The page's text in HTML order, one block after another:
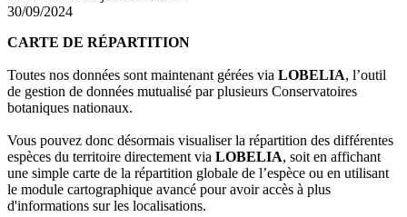
30/09/2024
CARTE DE RÉPARTITION
Toutes nos données sont maintenant gérées via LOBELIA, l’outil
de gestion de données mutualisé par plusieurs Conservatoires
botaniques nationaux.
Vous pouvez donc désormais visualiser la répartition des différentes
espèces du territoire directement via LOBELIA, soit en affichant
une simple carte de la répartition globale de l’espèce ou en utilisant
le module cartographique avancé pour avoir accès à plus
d'informations sur les localisations.